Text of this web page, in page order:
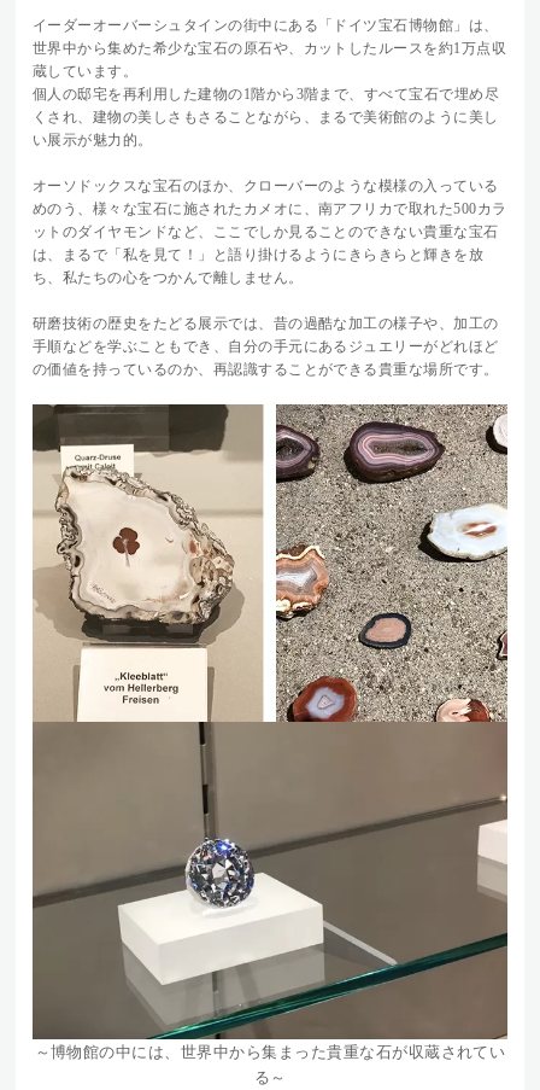
イーダーオーバーシュタインの街中にある「ドイツ宝石博物館」は、
世界中から集めた希少な宝石の原石や、カットしたルースを約1万点収
蔵しています。
個人の邸宅を再利用した建物の1階から3階まで、すべて宝石で埋め尽
くされ、建物の美しさもさることながら、まるで美術館のように美し
い展示が魅力的。
オーソドックスな宝石のほか、クローバーのような模様の入っている
めのう、様々な宝石に施されたカメオに、南アフリカで取れた500カラ
ットのダイヤモンドなど、ここでしか見ることのできない貴重な宝石
は、まるで「私を見て！」と語り掛けるようにきらきらと輝きを放
ち、私たちの心をつかんで離しません。
研磨技術の歴史をたどる展示では、昔の過酷な加工の様子や、加工の
手順などを学ぶこともでき、自分の手元にあるジュエリーがどれほど
の価値を持っているのか、再認識することができる貴重な場所です。
～博物館の中には、世界中から集まった貴重な石が収蔵されてい
る～